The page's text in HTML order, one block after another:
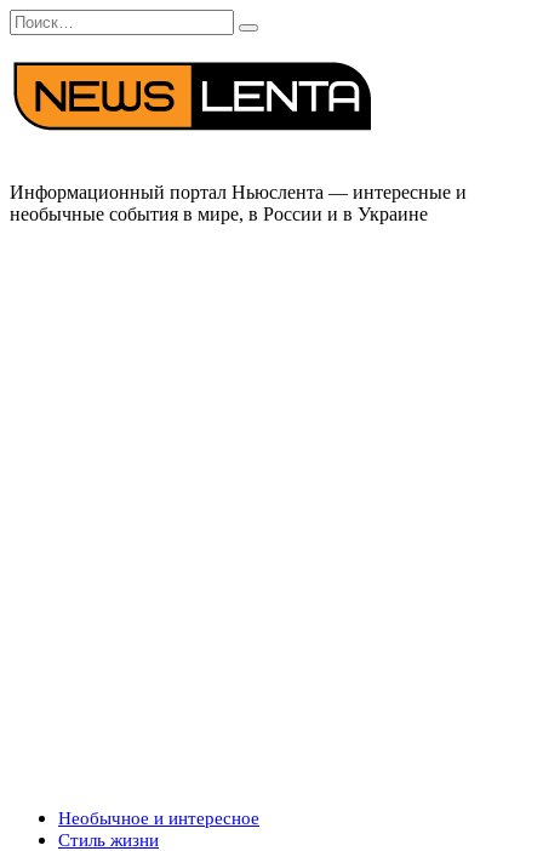
Перейти
к
содержанию
Search
for:
Информационный портал Ньюслента — интересные и
необычные события в мире, в России и в Украине
Необычное и интересное
Стиль жизни